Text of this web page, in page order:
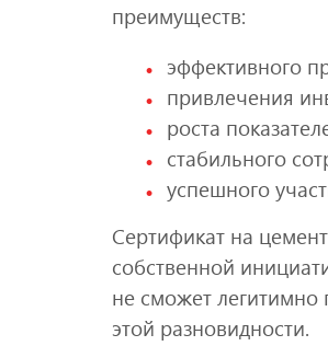
преимуществ:
эффективного
привлечения
роста
стабильного
успешного
Сертификат на
собственной
не сможет легитимно
этой разновидности.